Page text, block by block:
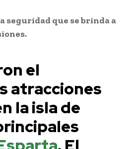
seguridad que se brinda a
el
atracciones
la isla de